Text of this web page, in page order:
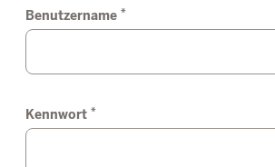
Benutzername *
Kennwort *